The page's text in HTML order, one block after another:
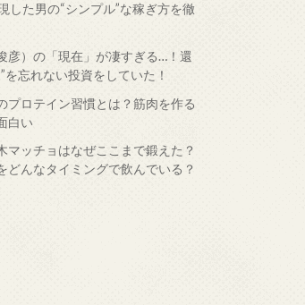
した男の“シンプル”な稼ぎ方を徹
彦）の「現在」が凄すぎる…！還
を忘れない投資をしていた！
プロテイン習慣とは？筋肉を作る
白い
マッチョはなぜここまで鍛えた？
どんなタイミングで飲んでいる？